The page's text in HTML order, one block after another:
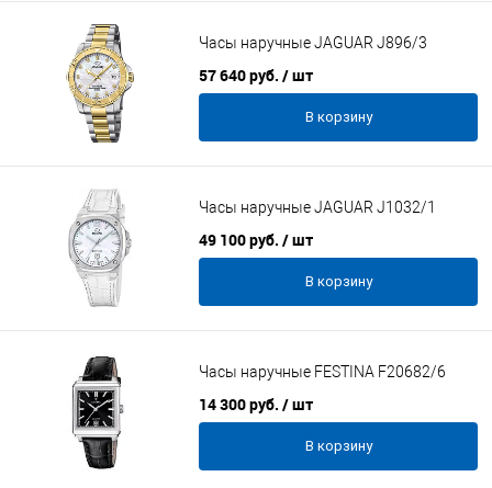
Часы наручные JAGUAR J896/3
57 640 руб. / шт
В корзину
Часы наручные JAGUAR J1032/1
49 100 руб. / шт
В корзину
Часы наручные FESTINA F20682/6
14 300 руб. / шт
В корзину